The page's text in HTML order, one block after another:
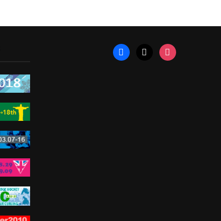
facebook instagram